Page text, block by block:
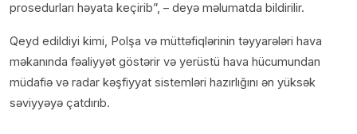
prosedurları həyata keçirib”, – deyə məlumatda bildirilir.
Qeyd edildiyi kimi, Polşa və müttəfiqlərinin təyyarələri hava
məkanında fəaliyyət göstərir və yerüstü hava hücumundan
müdafiə və radar kəşfiyyat sistemləri hazırlığını ən yüksək
səviyyəyə çatdırıb.